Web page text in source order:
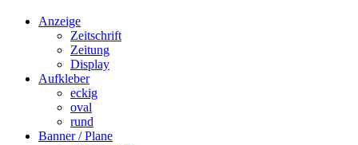
Anzeige
Zeitschrift
Zeitung
Display
Aufkleber
eckig
oval
rund
Banner / Plane